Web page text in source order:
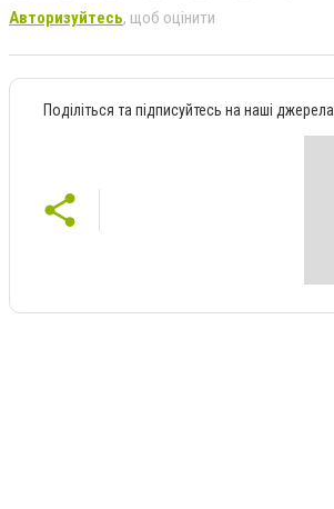
Авторизуйтесь, щоб оцінити
Поділіться та підписуйтесь на наші джерела